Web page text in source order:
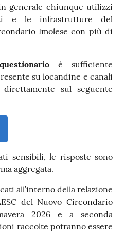
generale chiunque utilizzi
e le infrastrutture del
Imolese con più di
è sufficiente
su locandine e canali
sul seguente
sensibili, le risposte sono
aggregata.
all’interno della relazione
del Nuovo Circondario
2026 e a seconda
raccolte potranno essere